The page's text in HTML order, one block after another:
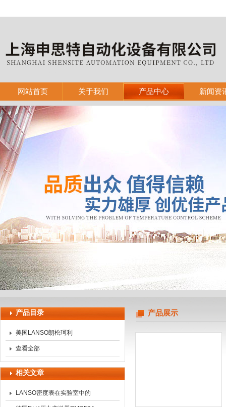
上海申思特自动化设备有限公司
网站首页 关于我们 产品中心 新闻资
产品目录
美国LANSO朗松珂利
查看全部
相关文章
LANSO密度表在实验室中的
产品展示